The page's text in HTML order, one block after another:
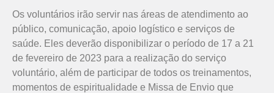
Os voluntários irão servir nas áreas de atendimento ao
público, comunicação, apoio logístico e serviços de
saúde. Eles deverão disponibilizar o período de 17 a 21
de fevereiro de 2023 para a realização do serviço
voluntário, além de participar de todos os treinamentos,
momentos de espiritualidade e Missa de Envio que